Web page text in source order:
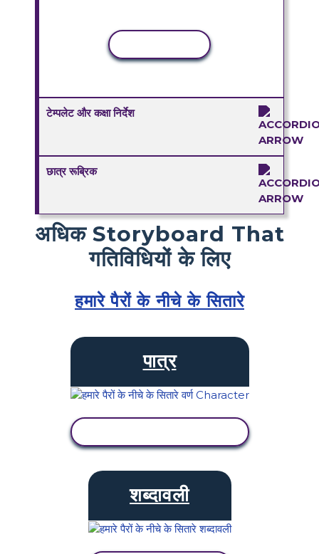
टेम्पलेट और कक्षा निर्देश
छात्र रूब्रिक
अधिक Storyboard That
गतिविधियों के लिए
हमारे पैरों के नीचे के सितारे
पात्र
शब्दावली